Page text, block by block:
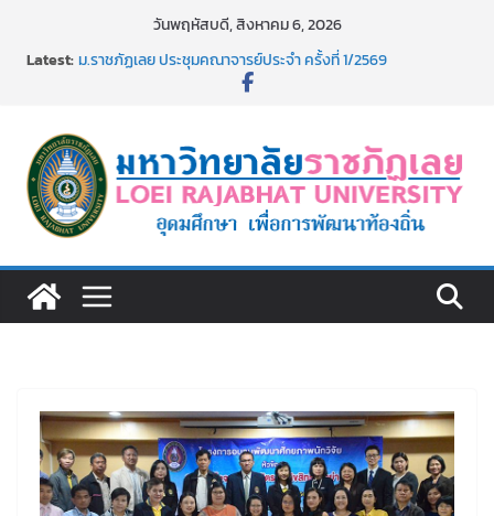
วันพฤหัสบดี, สิงหาคม 6, 2026
Latest:รายชื่อผู้มีสิทธิเข้าพักอาศัยอาคารชุดสำหรับบุคลากร สาย
สนับสนุน สังกัดมหาวิทยาลัยราชภัฏเลย ครั้งที่ 2/2569
๑,๙๗๒ ชุด โดยวิธีเฉพาะเจาะจง
ม.ราชภัฏเลย จัดกิจกรรมจิตอาสาบำเพ็ญสาธารณประโยชน์ และ
บำเพ็ญสาธารณกุศล 69
รายชื่อผู้ผ่านการสอบแข่งขันเพื่อเป็นลูกจ้างชั่วคราว (รายวัน)
สังกัดมหาวิทยาลัยราชภัฏเลย ด้วยเงินนอกงบประมาณ ประเภท